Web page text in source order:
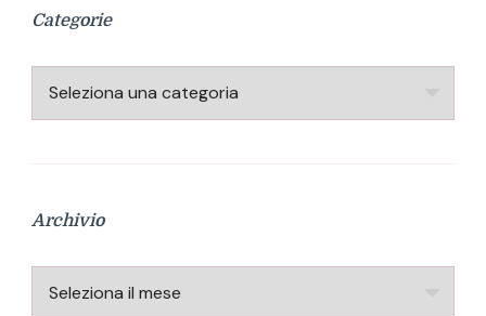
Categorie
Categorie
Archivio
Archivio